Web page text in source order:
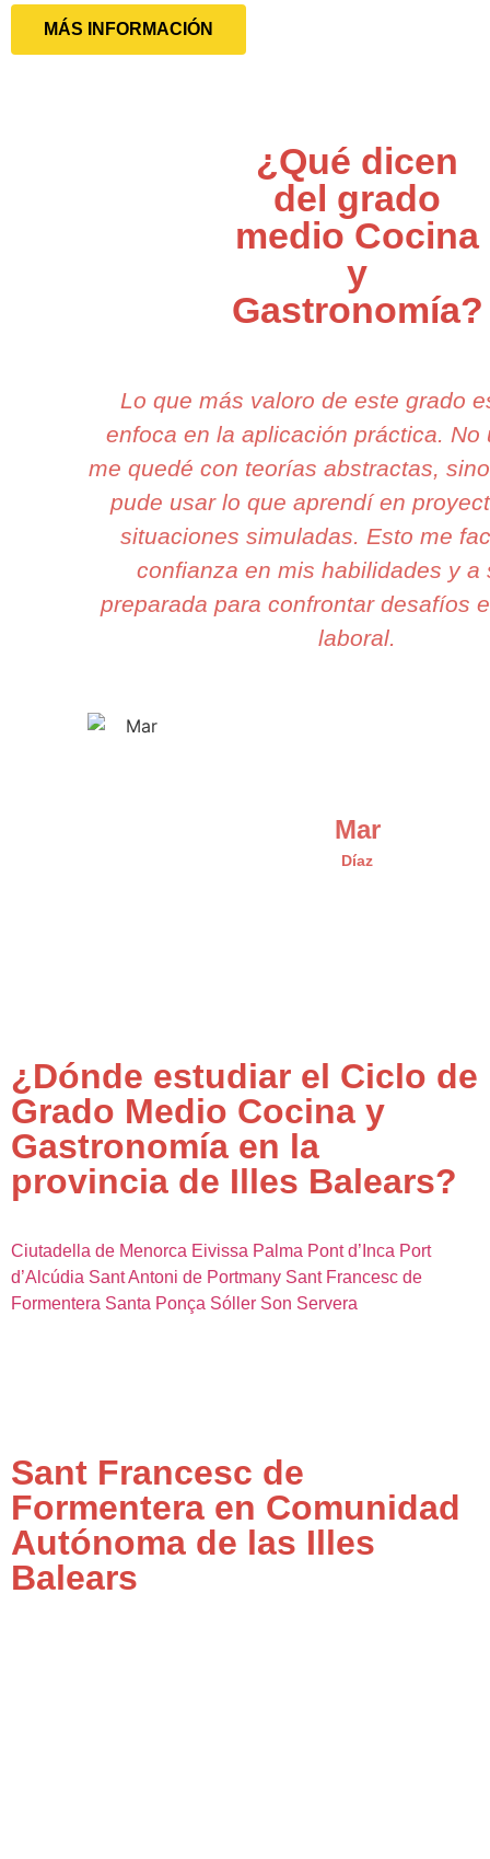
MÁS INFORMACIÓN
¿Qué dicen
del grado
medio Cocina
y
Gastronomía?
Lo que más valoro de este grado
enfoca en la aplicación práctica. No
me quedé con teorías abstractas,
pude usar lo que aprendí en
situaciones simuladas. Esto me
confianza en mis habilidades y a
preparada para confrontar desafíos
laboral.
Mar
Díaz
¿Dónde estudiar el Ciclo de
Grado Medio Cocina y
Gastronomía en la
provincia de Illes Balears?
Ciutadella de Menorca Eivissa Palma Pont d’Inca Port
d’Alcúdia Sant Antoni de Portmany Sant Francesc de
Formentera Santa Ponça Sóller Son Servera
Sant Francesc de
Formentera en Comunidad
Autónoma de las Illes
Balears